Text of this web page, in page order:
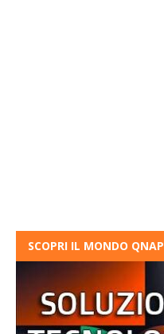
SCOPRI IL MONDO QNAP